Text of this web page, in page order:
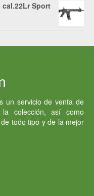
cal.22Lr Sport
un servicio de venta de
colección, así como
todo tipo y de la mejor